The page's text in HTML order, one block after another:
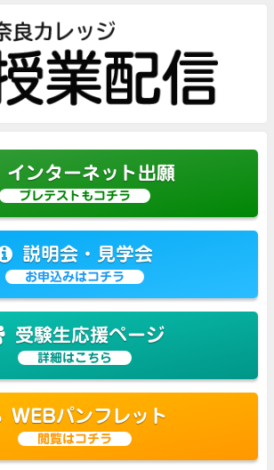
インターネット出願
プレテストもコチラ
説明会・見学会
お申込みはコチラ
受験生応援ページ
詳細はこちら
WEBパンフレット
閲覧はコチラ